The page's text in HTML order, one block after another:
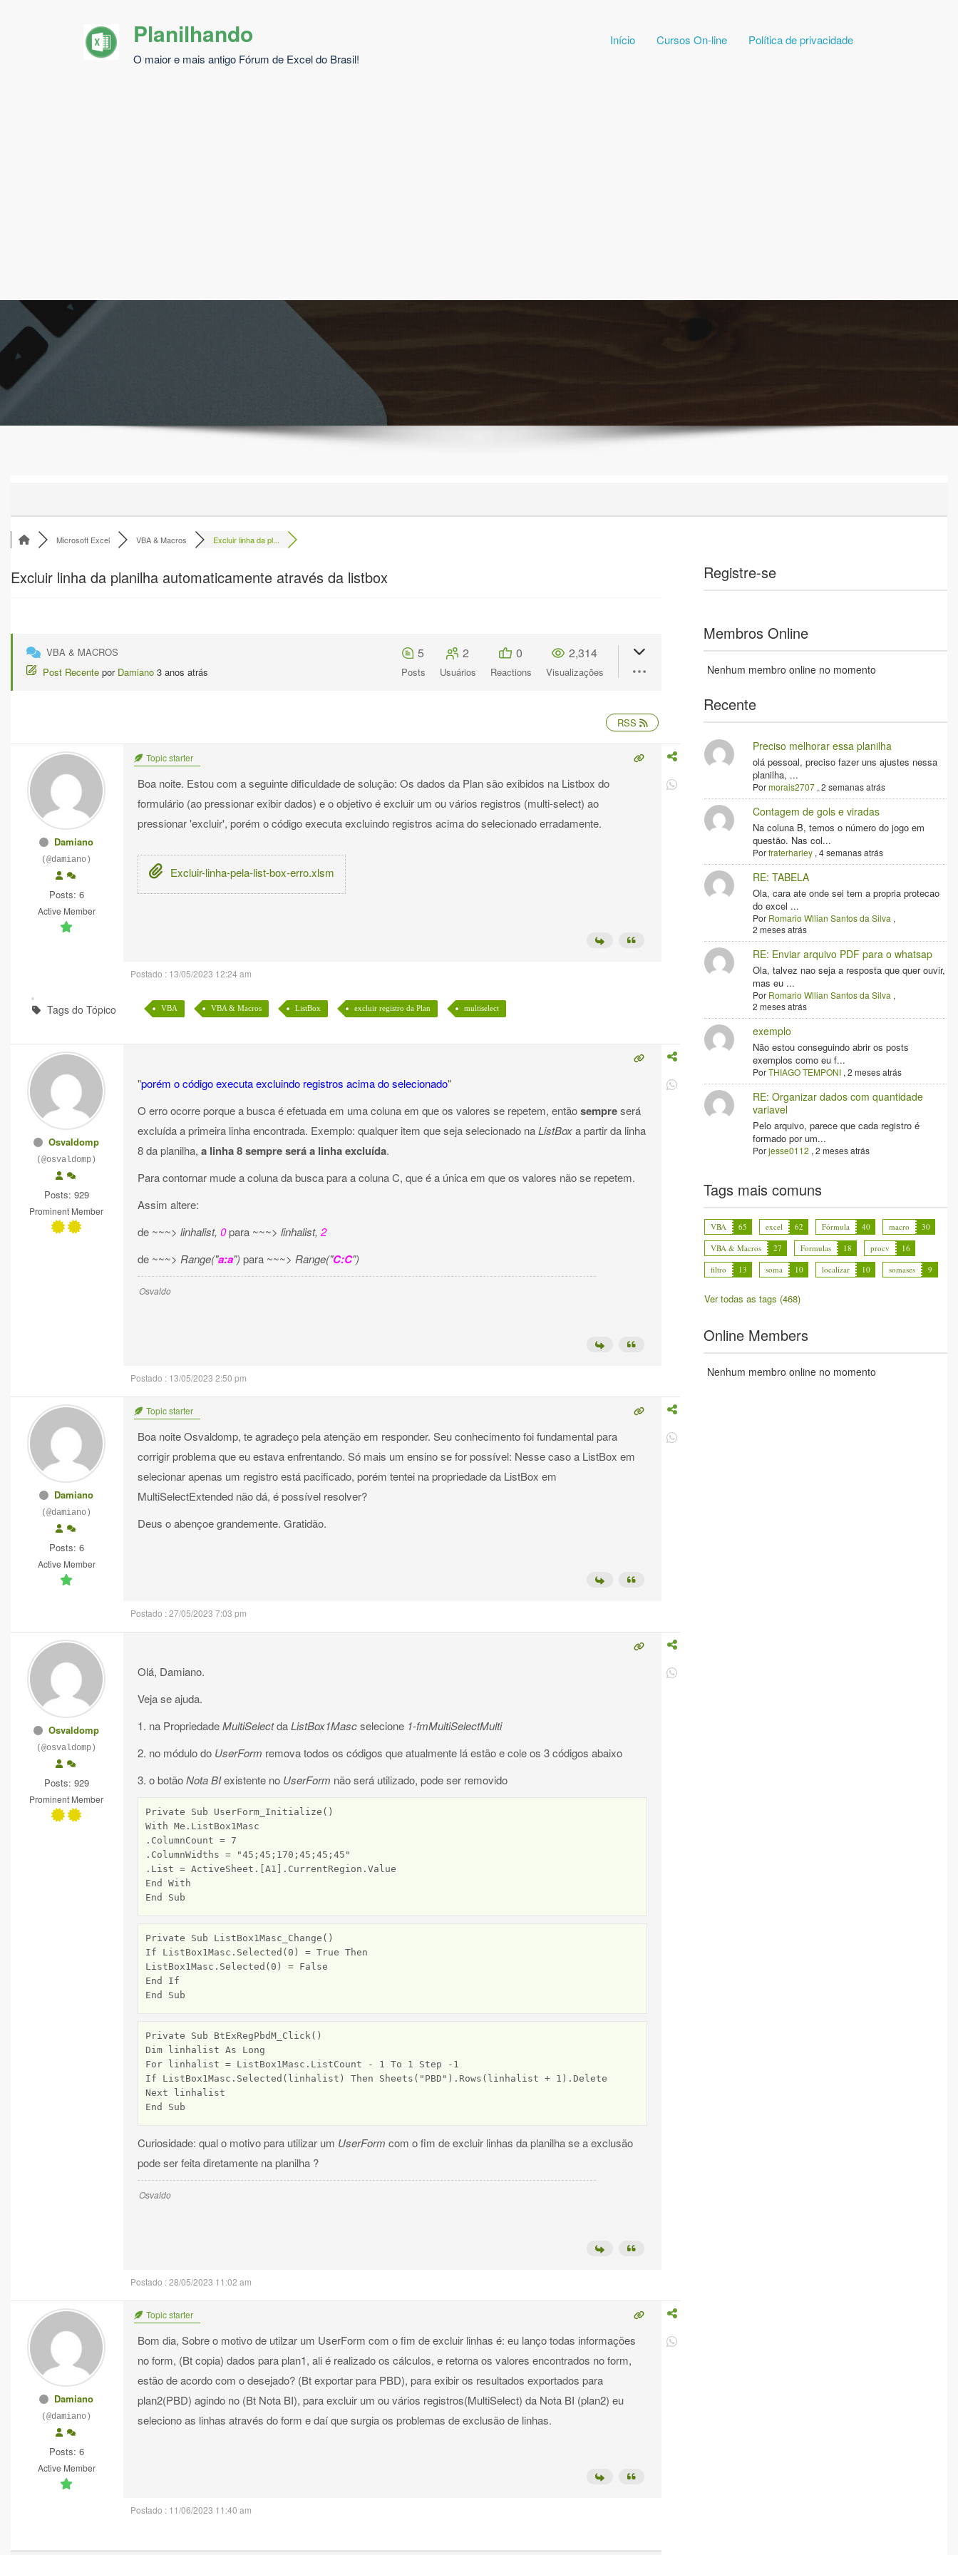
Planilhando
O maior e mais antigo Fórum de Excel do Brasil!
Início Cursos On-line Política de privacidade
Microsoft Excel VBA & Macros Excluir linha da pl...
Excluir linha da planilha automaticamente através da listbox
VBA & MACROS
Post Recente por Damiano 3 anos atrás
5
Posts
2
Usuários
0
Reactions
2,314
Visualizações
RSS
Damiano
(@damiano)
Posts: 6
Active Member
Topic starter
Boa noite. Estou com a seguinte dificuldade de solução: Os dados da Plan são exibidos na Listbox do
formulário (ao pressionar exibir dados) e o objetivo é excluir um ou vários registros (multi-select) ao
pressionar 'excluir', porém o código executa excluindo registros acima do selecionado erradamente.
Excluir-linha-pela-list-box-erro.xlsm
Postado : 13/05/2023 12:24 am
Tags do Tópico VBA VBA & Macros ListBox excluir registro da Plan multiselect
Osvaldomp
(@osvaldomp)
Posts: 929
Prominent Member
"porém o código executa excluindo registros acima do selecionado"
O erro ocorre porque a busca é efetuada em uma coluna em que os valores se repetem, entãosempreserá
excluída a primeira linha encontrada. Exemplo: qualquer item que seja selecionado naListBoxa partir da linha
8 da planilha, a linha 8 sempre será a linha excluída.
Para contornar mude a coluna da busca para a coluna C, que é a única em que os valores não se repetem.
Assim altere:
de ~~~> linhalist, 0para ~~~> linhalist, 2
de ~~~> Range("a:a") para ~~~> Range("C:C")
Osvaldo
Postado : 13/05/2023 2:50 pm
Damiano
(@damiano)
Posts: 6
Active Member
Topic starter
Boa noite Osvaldomp, te agradeço pela atenção em responder. Seu conhecimento foi fundamental para
corrigir problema que eu estava enfrentando. Só mais um ensino se for possível: Nesse caso a ListBox em
selecionar apenas um registro está pacificado, porém tentei na propriedade da ListBox em
MultiSelectExtended não dá, é possível resolver?
Deus o abençoe grandemente. Gratidão.
Postado : 27/05/2023 7:03 pm
Osvaldomp
(@osvaldomp)
Posts: 929
Prominent Member
Olá, Damiano.
Veja se ajuda.
1. na PropriedadeMultiSelectdaListBox1Mascselecione 1-fmMultiSelectMulti
2. no módulo do UserForm remova todos os códigos que atualmente lá estão e cole os 3 códigos abaixo
3. o botãoNota BIexistente no UserForm não será utilizado, pode ser removido
Private Sub UserForm_Initialize()
With Me.ListBox1Masc
.ColumnCount = 7
.ColumnWidths = "45;45;170;45;45;45"
.List = ActiveSheet.[A1].CurrentRegion.Value
End With
End Sub
Private Sub ListBox1Masc_Change()
If ListBox1Masc.Selected(0) = True Then
ListBox1Masc.Selected(0) = False
End If
End Sub
Private Sub BtExRegPbdM_Click()
Dim linhalist As Long
For linhalist = ListBox1Masc.ListCount - 1 To 1 Step -1
If ListBox1Masc.Selected(linhalist) Then Sheets("PBD").Rows(linhalist + 1).Delete
Next linhalist
End Sub
Curiosidade: qual o motivo para utilizar um UserForm com o fim de excluir linhas da planilha se a exclusão
pode ser feita diretamente na planilha ?
Osvaldo
Postado : 28/05/2023 11:02 am
Damiano
(@damiano)
Posts: 6
Active Member
Topic starter
Bom dia, Sobre o motivo de utilzar um UserForm com o fim de excluir linhas é: eu lanço todas informações
no form, (Bt copia) dados para plan1, ali é realizado os cálculos, e retorna os valores encontrados no form,
estão de acordo com o desejado? (Bt exportar para PBD), para exibir os resultados exportados para
plan2(PBD) agindo no (Bt Nota BI), para excluir um ou vários registros(MultiSelect) da Nota BI (plan2) eu
seleciono as linhas através do form e daí que surgia os problemas de exclusão de linhas.
Postado : 11/06/2023 11:40 am
Registre-se
Membros Online
Nenhum membro online no momento
Recente
Preciso melhorar essa planilha
olá pessoal, preciso fazer uns ajustes nessa
planilha, ...
Pormorais2707 ,2 semanas atrás
Contagem de gols e viradas
Na coluna B, temos o número do jogo em
questão. Nas col...
Porfraterharley ,4 semanas atrás
RE: TABELA
Ola, cara ate onde sei tem a propria protecao
do excel ...
Por Romario Wllian Santos da Silva ,
2 meses atrás
RE: Enviar arquivo PDF para o whatsap
Ola, talvez nao seja a resposta que quer ouvir,
mas eu ...
Por Romario Wllian Santos da Silva ,
2 meses atrás
exemplo
Não estou conseguindo abrir os posts
exemplos como eu f...
PorTHIAGO TEMPONI ,2 meses atrás
RE: Organizar dados com quantidade
variavel
Pelo arquivo, parece que cada registro é
formado por um...
Porjesse0112 ,2 meses atrás
Tags mais comuns
VBA 65 excel 62 Fórmula 40 macro
30
VBA & Macros
27 Formulas 18 procv
16
filtro
13 soma 10 localizar 10 somases 9
Ver todas as tags (468)
Online Members
Nenhum membro online no momento